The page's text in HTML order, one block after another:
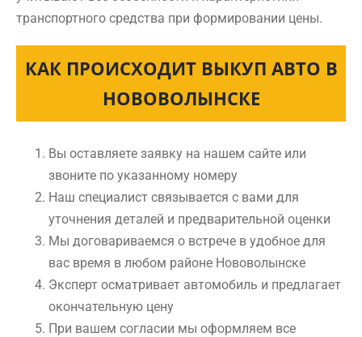
транспортного средства при формировании цены.
КАК ПРОИСХОДИТ ВЫКУП АВТО В
НОВОВОЛЫНСКЕ
Вы оставляете заявку на нашем сайте или
звоните по указанному номеру
Наш специалист связывается с вами для
уточнения деталей и предварительной оценки
Мы договариваемся о встрече в удобное для
вас время в любом районе Нововолынске
Эксперт осматривает автомобиль и предлагает
окончательную цену
При вашем согласии мы оформляем все